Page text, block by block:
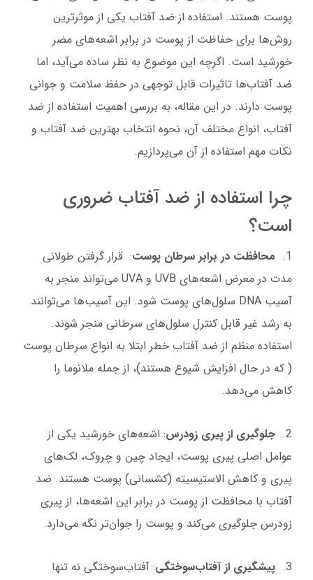
پوست هستند. استفاده از ضد آفتاب یکی از موثرترین
روش‌ها برای حفاظت از پوست در برابر اشعه‌های مضر
خورشید است. اگرچه این موضوع به نظر ساده می‌آید، اما
ضد آفتاب‌ها تاثیرات قابل توجهی در حفظ سلامت و جوانی
پوست دارند. در این مقاله، به بررسی اهمیت استفاده از ضد
آفتاب، انواع مختلف آن، نحوه انتخاب بهترین ضد آفتاب و
نکات مهم استفاده از آن می‌پردازیم.
چرا استفاده از ضد آفتاب ضروری
است؟
1. محافظت در برابر سرطان پوست: قرار گرفتن طولانی
مدت در معرض اشعه‌های UVB و UVA می‌تواند منجر به
آسیب DNA سلول‌های پوست شود. این آسیب‌ها می‌توانند
به رشد غیر قابل کنترل سلول‌های سرطانی منجر شوند.
استفاده منظم از ضد آفتاب خطر ابتلا به انواع سرطان پوست
( که در حال افزایش شیوع هستند)، از جمله ملانوما را
کاهش می‌دهد.
2. جلوگیری از پیری زودرس: اشعه‌های خورشید یکی از
عوامل اصلی پیری پوست، ایجاد چین و چروک، لک‌های
پیری و کاهش الاستیسیته (کشسانی) پوست هستند. ضد
آفتاب با محافظت از پوست در برابر این اشعه‌ها، از پیری
زودرس جلوگیری می‌کند و پوست را جوان‌تر نگه می‌دارد.
3. پیشگیری از آفتاب‌سوختگی: آفتاب‌سوختگی نه تنها